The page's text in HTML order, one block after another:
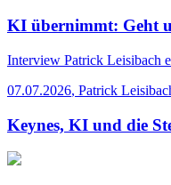
KI übernimmt: Geht
Interview Patrick Leisibach
07.07.2026, Patrick
Keynes, KI und die